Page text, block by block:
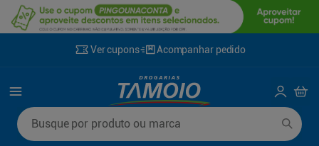
Ver cupons Acompanhar pedido
Busque por produto ou marca
Termos mais buscados